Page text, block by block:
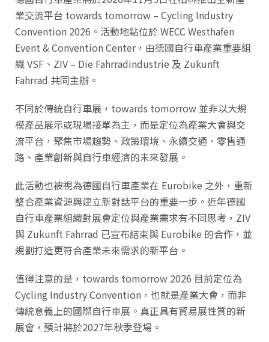
業交流平台 towards tomorrow – Cycling Industry
Convention 2026。活動地點位於 WECC Westhafen
Event & Convention Center，由德國自行車產業重要組
織 VSF、ZIV – Die Fahrradindustrie 及 Zukunft
Fahrrad 共同主辦。
不同於傳統自行車展，towards tomorrow 並非以大規
模產品展示或現場接單為主，而是定位為產業大會與交
流平台，聚焦市場趨勢、政策環境、永續交通、零售通
路、產業創新與自行車經濟的未來發展。
此活動也被視為德國自行車產業在 Eurobike 之外，重新
整合產業資源與建立新對話平台的重要一步。近年德國
自行車產業組織對展會定位與產業需求有不同思考，ZIV
與 Zukunft Fahrrad 已宣布結束與 Eurobike 的合作，並
規劃打造更符合產業未來需求的新平台。
值得注意的是，towards tomorrow 2026 目前定位為
Cycling Industry Convention，也就是產業大會，而非
傳統意義上的國際自行車展。真正具有貿易展性質的新
展會，預計將於2027年秋季登場。